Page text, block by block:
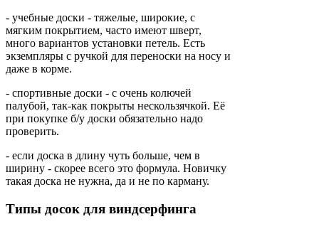
- учебные доски - тяжелые, широкие, с
мягким покрытием, часто имеют шверт,
много вариантов установки петель. Есть
экземпляры с ручкой для переноски на носу и
даже в корме.
- спортивные доски - с очень колючей
палубой, так-как покрыты нескользячкой. Её
при покупке б/у доски обязательно надо
проверить.
- если доска в длину чуть больше, чем в
ширину - скорее всего это формула. Новичку
такая доска не нужна, да и не по карману.
Типы досок для виндсерфинга